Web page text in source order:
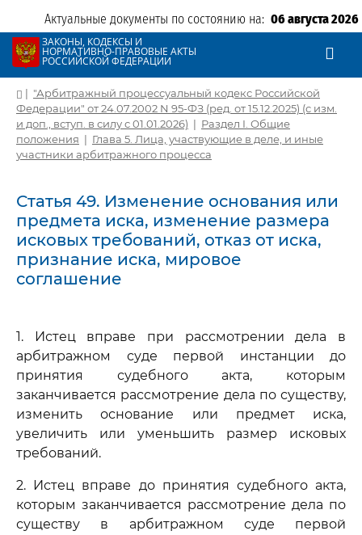
Актуальные документы по состоянию на: 06 августа 2026
ЗАКОНЫ, КОДЕКСЫ И
НОРМАТИВНО-ПРАВОВЫЕ АКТЫ
РОССИЙСКОЙ ФЕДЕРАЦИИ
| "Арбитражный процессуальный кодекс Российской
Федерации" от 24.07.2002 N 95-ФЗ (ред. от 15.12.2025) (с изм.
и доп., вступ. в силу с 01.01.2026) | Раздел I. Общие
положения | Глава 5. Лица, участвующие в деле, и иные
участники арбитражного процесса
Статья 49. Изменение основания или
предмета иска, изменение размера
исковых требований, отказ от иска,
признание иска, мировое
соглашение
1. Истец вправе при рассмотрении дела в
арбитражном суде первой инстанции до
принятия судебного акта, которым
заканчивается рассмотрение дела по существу,
изменить основание или предмет иска,
увеличить или уменьшить размер исковых
требований.
2. Истец вправе до принятия судебного акта,
которым заканчивается рассмотрение дела по
существу в арбитражном суде первой